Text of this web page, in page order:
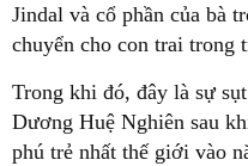
Jindal và cổ phần của bà
chuyển cho con trai trong
Trong khi đó, đây là sự
Dương Huệ Nghiên sau
phú trẻ nhất thế giới vào